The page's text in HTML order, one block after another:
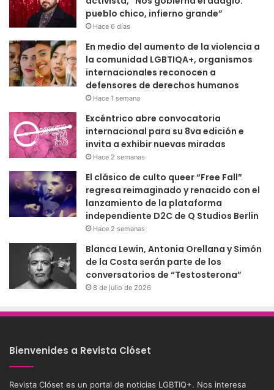
pueblo chico, infierno grande”
Hace 6 días
En medio del aumento de la violencia a
la comunidad LGBTIQA+, organismos
internacionales reconocen a
defensores de derechos humanos
Hace 1 semana
Excéntrico abre convocatoria
internacional para su 8va edición e
invita a exhibir nuevas miradas
Hace 2 semanas
El clásico de culto queer “Free Fall”
regresa reimaginado y renacido con el
lanzamiento de la plataforma
independiente D2C de Q Studios Berlin
Hace 2 semanas
Blanca Lewin, Antonia Orellana y Simón
de la Costa serán parte de los
conversatorios de “Testosterona”
8 de julio de 2026
Bienvenides a Revista Clóset
Revista Clóset es un portal de noticias LGBTIQ+. Nos interesa